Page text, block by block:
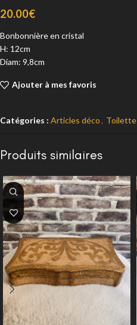
20.00€
Bonbonnière en cristal
H: 12cm
Diam: 9,8cm
Ajouter à mes favoris
Catégories : Articles déco, Toilette
Produits similaires